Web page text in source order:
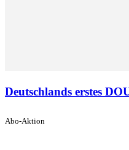
Deutschlands erstes
Abo-Aktion